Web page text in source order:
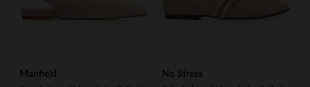
Manfield No Stress